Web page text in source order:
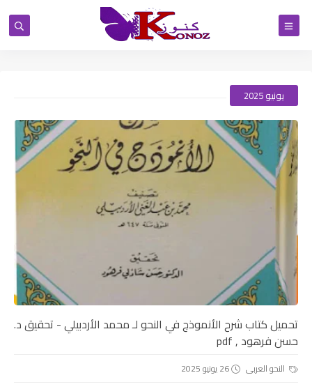
يونيو 2025
تحميل كتاب شرح الأنموذج في النحو لـ محمد الأردبيلي - تحقيق د.
حسن فرهود , pdf
النحو العربى
26 يونيو 2025